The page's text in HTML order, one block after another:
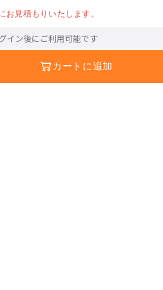
お見積もりいたします。
イン後にご利用可能です
カートに追加